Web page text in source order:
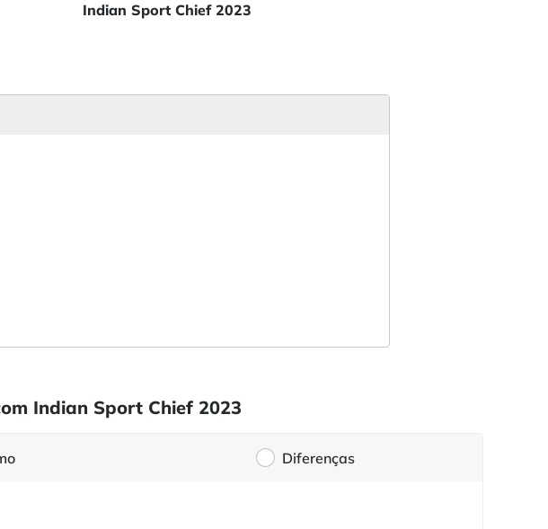
Indian Sport Chief 2023
Indian Sport Chief 2023
Diferenças